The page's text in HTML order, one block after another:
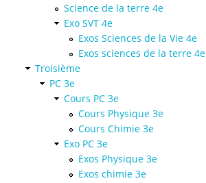
Science de la terre 4e
Exo SVT 4e
Exos Sciences de la Vie 4e
Exos sciences de la terre 4e
Troisième
PC 3e
Cours PC 3e
Cours Physique 3e
Cours Chimie 3e
Exo PC 3e
Exos Physique 3e
Exos chimie 3e